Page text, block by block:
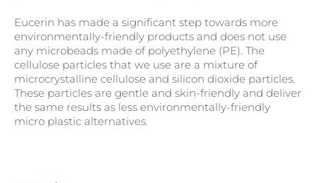
Eucerin has made a significant step towards more
environmentally-friendly products and does not use
any microbeads made of polyethylene (PE). The
cellulose particles that we use are a mixture of
microcrystalline cellulose and silicon dioxide particles.
These particles are gentle and skin-friendly and deliver
the same results as less environmentally-friendly
micro plastic alternatives.